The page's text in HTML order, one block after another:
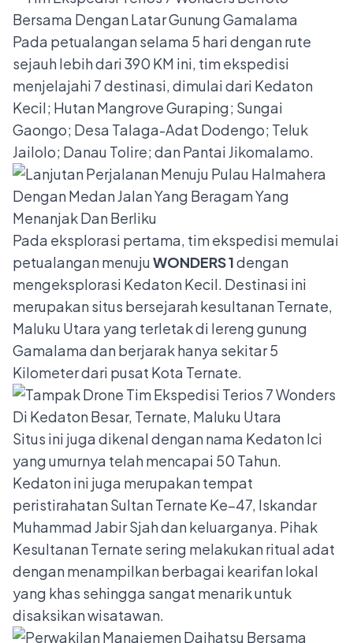
Pada petualangan selama 5 hari dengan rute
sejauh lebih dari 390 KM ini, tim ekspedisi
menjelajahi 7 destinasi, dimulai dari Kedaton
Kecil; Hutan Mangrove Guraping; Sungai
Gaongo; Desa Talaga-Adat Dodengo; Teluk
Jailolo; Danau Tolire; dan Pantai Jikomalamo.
Pada eksplorasi pertama, tim ekspedisi memulai
petualangan menujuWONDERS 1dengan
mengeksplorasi Kedaton Kecil. Destinasi ini
merupakan situs bersejarah kesultanan Ternate,
Maluku Utara yang terletak di lereng gunung
Gamalama dan berjarak hanya sekitar 5
Kilometer dari pusat Kota Ternate.
Situs ini juga dikenal dengan nama Kedaton Ici
yang umurnya telah mencapai 50 Tahun.
Kedaton ini juga merupakan tempat
peristirahatan Sultan Ternate Ke–47, Iskandar
Muhammad Jabir Sjah dan keluarganya. Pihak
Kesultanan Ternate sering melakukan ritual adat
dengan menampilkan berbagai kearifan lokal
yang khas sehingga sangat menarik untuk
disaksikan wisatawan.